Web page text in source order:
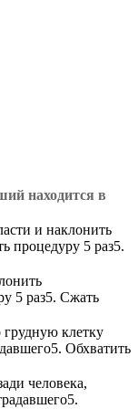
находится в
и наклонить
процедуру 5 раз5.
5 раз5. Сжать
грудную клетку
Обхватить
человека,